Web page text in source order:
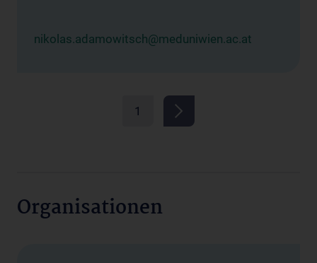
nikolas.adamowitsch@meduniwien.ac.at
1
Organisationen